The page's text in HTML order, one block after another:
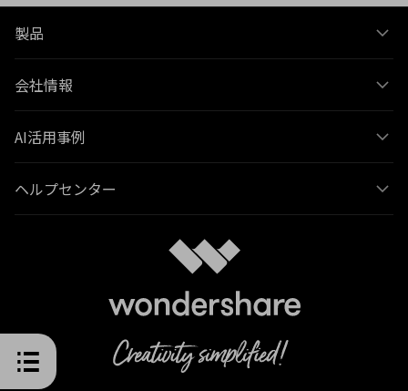
製品
会社情報
AI活用事例
ヘルプセンター